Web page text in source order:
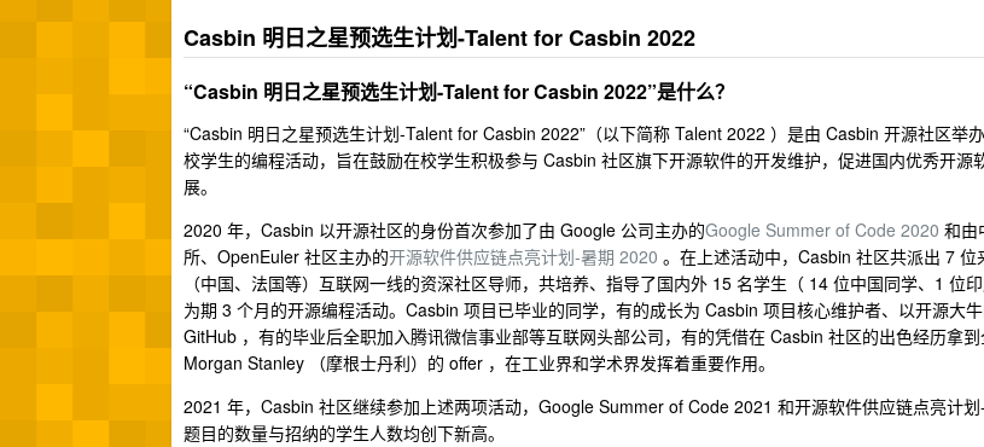
Casbin 明日之星预选生计划-Talent for Casbin 2022
“Casbin 明日之星预选生计划-Talent for Casbin 2022”是什么？
“Casbin 明日之星预选生计划-Talent for Casbin 2022”（以下简称 Talent 2022 ）是由 Casbin 开源社区举
校学生的编程活动，旨在鼓励在校学生积极参与 Casbin 社区旗下开源软件的开发维护，促进国内优秀开源
展。
2020 年，Casbin 以开源社区的身份首次参加了由 Google 公司主办的Google Summer of Code 2020 和由
所、OpenEuler 社区主办的开源软件供应链点亮计划-暑期 2020 。在上述活动中，Casbin 社区共派出 7 位
（中国、法国等）互联网一线的资深社区导师，共培养、指导了国内外 15 名学生（ 14 位中国同学、1 位
为期 3 个月的开源编程活动。Casbin 项目已毕业的同学，有的成长为 Casbin 项目核心维护者、以开源大
GitHub ，有的毕业后全职加入腾讯微信事业部等互联网头部公司，有的凭借在 Casbin 社区的出色经历拿
Morgan Stanley （摩根士丹利）的 offer ，在工业界和学术界发挥着重要作用。
2021 年，Casbin 社区继续参加上述两项活动，Google Summer of Code 2021 和开源软件供应链点亮计划-
题目的数量与招纳的学生人数均创下新高。